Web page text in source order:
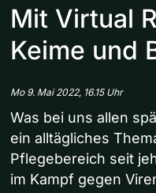
Mit Virtual
Keime und
Mo 9. Mai 2022, 16.15 Uhr
Was bei uns allen
ein alltägliches
Pflegebereich seit
im Kampf gegen